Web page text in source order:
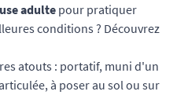
adulte pour pratiquer
conditions ? Découvrez
atouts : portatif, muni d'un
à poser au sol ou sur